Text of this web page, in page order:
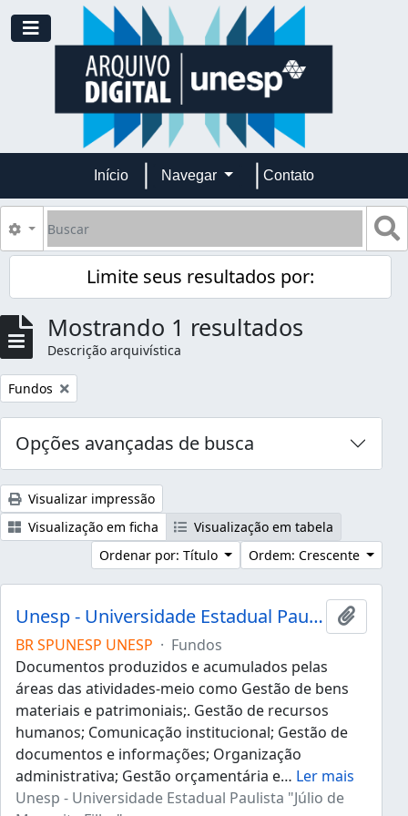
Skip to main content
Toggle navigation
Início Navegar Contato
Buscar
Opções de busca
Limite seus resultados por:
Mostrando 1 resultados
Descrição arquivística
Remover filtro:
Fundos
Opções avançadas de busca
Visualizar impressão
Visualização em ficha
Visualização em tabela
Ordenar por: Título
Ordem: Crescente
Unesp - Universidade Estadual Paulista "Júlio de Mesquita Filho"
BR SPUNESP UNESP · Fundos
Documentos produzidos e acumulados pelas
áreas das atividades-meio como Gestão de bens
materiais e patrimoniais;. Gestão de recursos
humanos; Comunicação institucional; Gestão de
documentos e informações; Organização
administrativa; Gestão orçamentária e… Ler mais
Unesp - Universidade Estadual Paulista "Júlio de